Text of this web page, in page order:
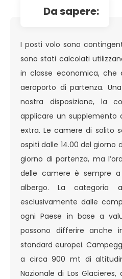
da sapere:
I posti volo sono
sono stati calcolati
in classe economica, che
aeroporto di partenza.
nostra disposizione, la
applicare un
extra. Le camere di solito
ospiti dalle 14.00 del giorno
giorno di partenza, ma
delle camere è sempre
albergo. La categoria
esclusivamente dalle
ogni Paese in base a
possono differire anche
standard europei.
a circa 900 mt di
Nazionale di Los